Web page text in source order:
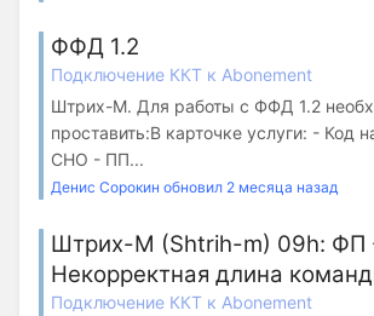
ФФД 1.2
Подключение ККТ к Abonement
Штрих-М. Для работы с ФФД 1.2
проставить:В карточке услуги: - Код
СНО - ПП...
Денис Сорокин обновил 2 месяца назад
Штрих-М (Shtrih-m) 09h: ФП
Некорректная длина
Подключение ККТ к Abonement